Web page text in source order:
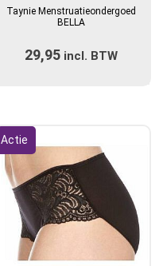
heeft
variaties.
worden
op
de
productpagina
Taynie Menstruatieondergoed
BELLA
29,95 incl. BTW
Actie